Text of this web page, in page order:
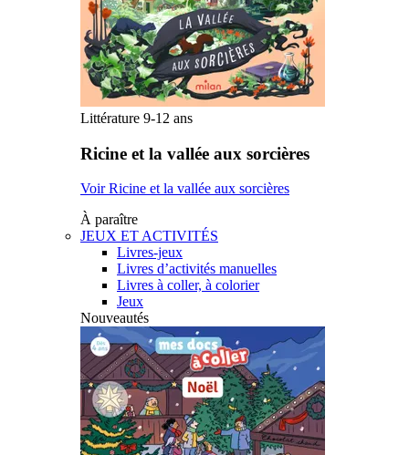
Littérature 9-12 ans
Ricine et la vallée aux sorcières
Voir Ricine et la vallée aux sorcières
À paraître
JEUX ET ACTIVITÉS
Livres-jeux
Livres d’activités manuelles
Livres à coller, à colorier
Jeux
Nouveautés